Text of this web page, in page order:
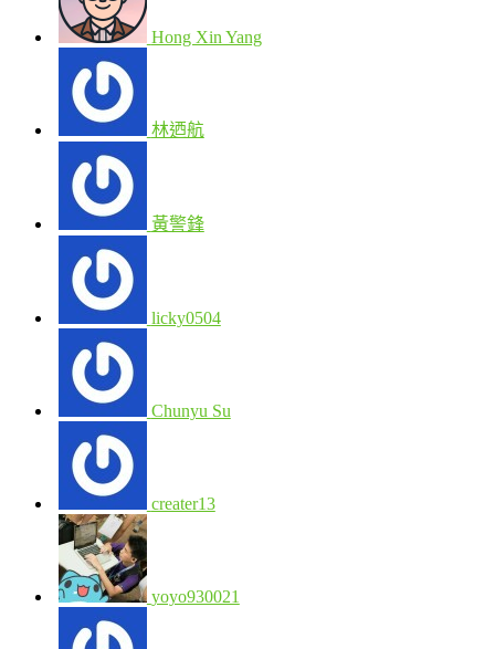
Hong Xin Yang
林迺航
黃警鋒
licky0504
Chunyu Su
creater13
yoyo930021